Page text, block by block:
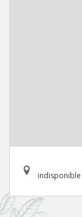
indisponible